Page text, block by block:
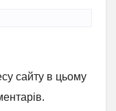
сайту в цьому